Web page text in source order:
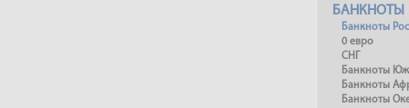
БАНКНОТЫ
Банкноты
0 евро
СНГ
Банкноты
Банкноты
Банкноты